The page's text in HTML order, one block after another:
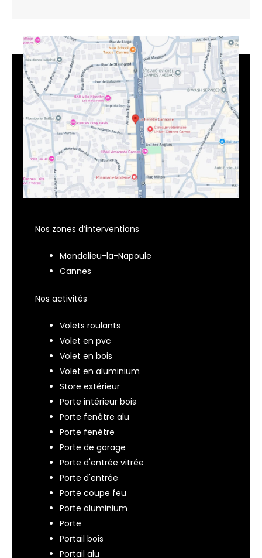
Nos zones d’interventions
Mandelieu-la-Napoule
Cannes
Nos activités
Volets roulants
Volet en pvc
Volet en bois
Volet en aluminium
Store extérieur
Porte intérieur bois
Porte fenêtre alu
Porte fenêtre
Porte de garage
Porte d'entrée vitrée
Porte d'entrée
Porte coupe feu
Porte aluminium
Porte
Portail bois
Portail alu